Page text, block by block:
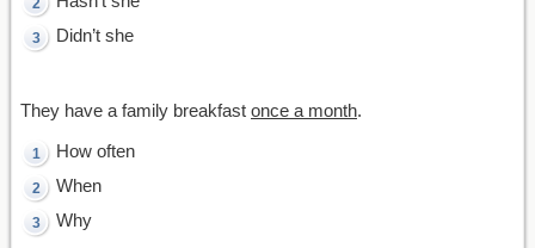
Didn’t she
They have a family breakfast once a month.
How often
When
Why